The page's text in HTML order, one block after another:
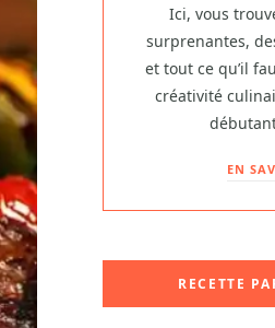
Ici, vous
surprenantes,
et tout ce qu’il
créativité
EN
RECETTE